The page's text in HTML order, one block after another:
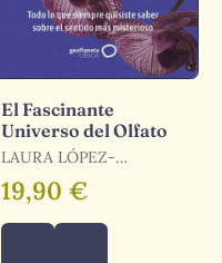
El Fascinante
Universo del Olfato
LAURA LÓPEZ-
MASCARAQUE
19,90 €